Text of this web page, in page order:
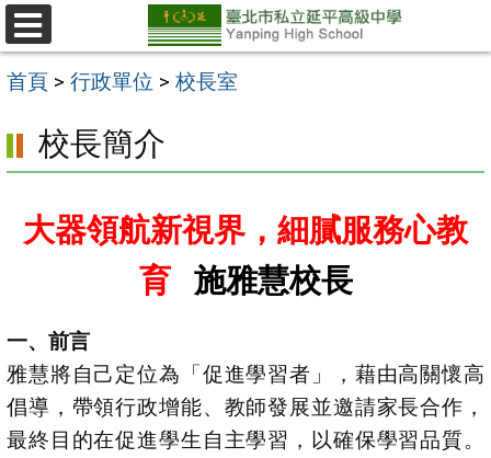
跳
至
主
容
選
單
首頁 > 行政單位 > 校長室
校長簡介
大器領航新視界，細膩服務心教
育
施雅慧校長
一、前言
雅慧將自己定位為「促進學習者」，藉由高關懷高
倡導，帶領行政增能、教師發展並邀請家長合作，
最終目的在促進學生自主學習，以確保學習品質。